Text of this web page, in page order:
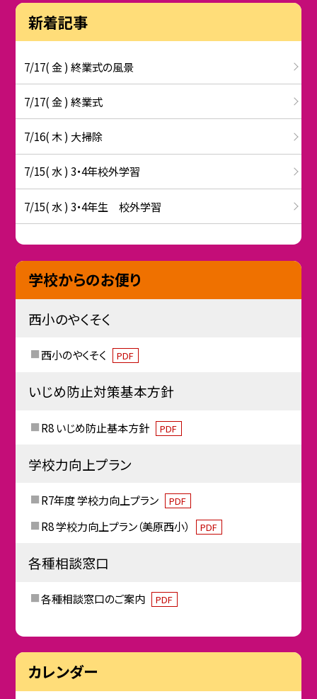
新着記事
7/17( 金 ) 終業式の風景
7/17( 金 ) 終業式
7/16( 木 ) 大掃除
7/15( 水 ) 3・4年校外学習
7/15( 水 ) 3・4年生 校外学習
学校からのお便り
西小のやくそく
西小のやくそく PDF
いじめ防止対策基本方針
R8 いじめ防止基本方針 PDF
学校力向上プラン
R7年度 学校力向上プラン PDF
R8 学校力向上プラン（美原西小） PDF
各種相談窓口
各種相談窓口のご案内 PDF
カレンダー